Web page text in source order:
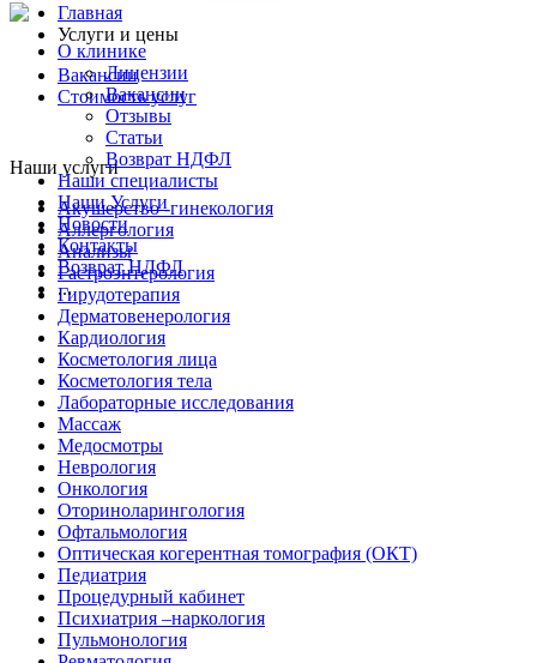
О клинике
Лицензии
Вакансии
Отзывы
Статьи
Возврат НДФЛ
Наши специалисты
Наши Услуги
Новости
Контакты
Возврат НДФЛ
...
Главная
Услуги и цены
Вакансии
Стоимость услуг
Наши услуги
Акушерство -гинекология
Аллергология
Анализы
Гастроэнтерология
Гирудотерапия
Дерматовенерология
Кардиология
Косметология лица
Косметология тела
Лабораторные исследования
Массаж
Медосмотры
Неврология
Онкология
Оториноларингология
Офтальмология
Оптическая когерентная томография (ОКТ)
Педиатрия
Процедурный кабинет
Психиатрия –наркология
Пульмонология